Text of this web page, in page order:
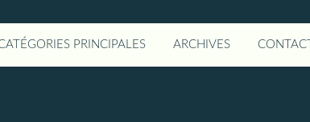
PRINCIPALES ARCHIVES CONTACT